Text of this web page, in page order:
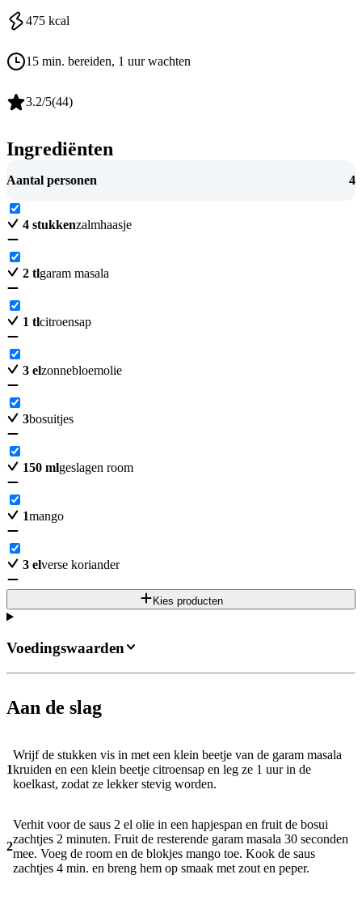
475 kcal
15 min. bereiden, 1 uur wachten
3.2/5(44)
Ingrediënten
Aantal personen 4
4 stukkenzalmhaasje
2 tlgaram masala
1 tlcitroensap
3 elzonnebloemolie
3bosuitjes
150 mlgeslagen room
1mango
3 elverse koriander
Kies producten
Aan de slag
1
Wrijf de stukken vis in met een klein beetje van de garam masala
kruiden en een klein beetje citroensap en leg ze 1 uur in de
koelkast, zodat ze lekker stevig worden.
2
Verhit voor de saus 2 el olie in een hapjespan en fruit de bosui
zachtjes 2 minuten. Fruit de resterende garam masala 30 seconden
mee. Voeg de room en de blokjes mango toe. Kook de saus
zachtjes 4 min. en breng hem op smaak met zout en peper.
Voedingswaarden